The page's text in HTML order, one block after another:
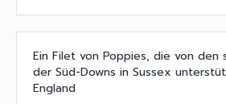
Ein Filet von Poppies, die von den
der Süd-Downs in Sussex
England